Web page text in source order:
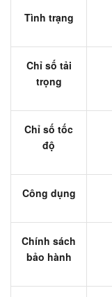
Tình trạng
Chỉ số tải
trọng
Chỉ số tốc
độ
Công dụng
Chính sách
bảo hành